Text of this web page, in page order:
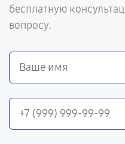
бесплатную
вопросу.